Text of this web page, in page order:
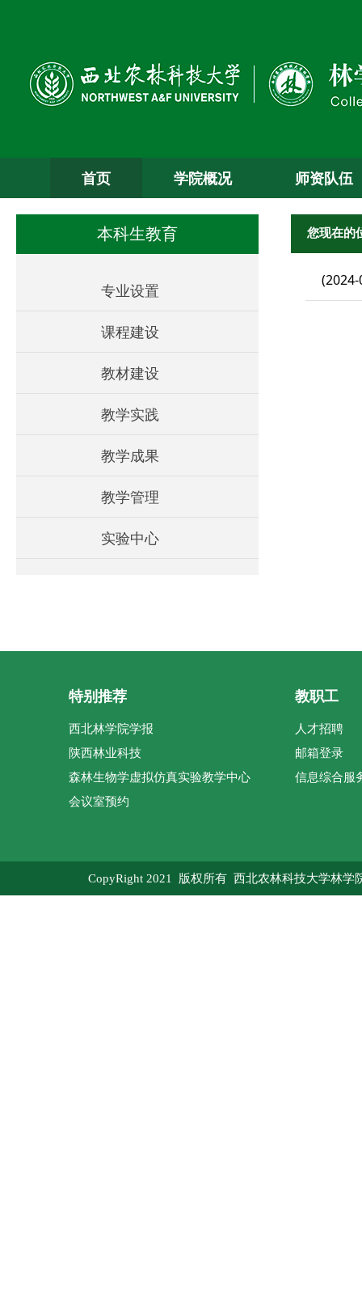
首页 学院概况 师资队伍
本科生教育
专业设置
课程建设
教材建设
教学实践
教学成果
教学管理
实验中心
您现在的
特别推荐
西北林学院学报
陕西林业科技
森林生物学虚拟仿真实验教学中心
会议室预约
教职工
人才招聘
邮箱登录
信息综合服
CopyRight 2021 版权所有 西北农林科技大学林